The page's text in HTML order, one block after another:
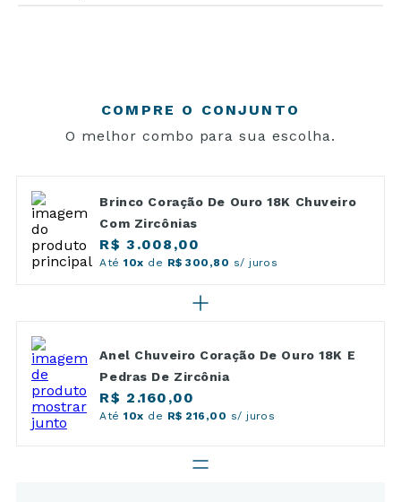
COMPRE O CONJUNTO
O melhor combo para sua escolha.
Brinco Coração De Ouro 18K Chuveiro
Com Zircônias
R$ 3.008,00
Até10x de R$ 300,80 s/ juros
Anel Chuveiro Coração De Ouro 18K E
Pedras De Zircônia
R$ 2.160,00
Até10x de R$ 216,00 s/ juros